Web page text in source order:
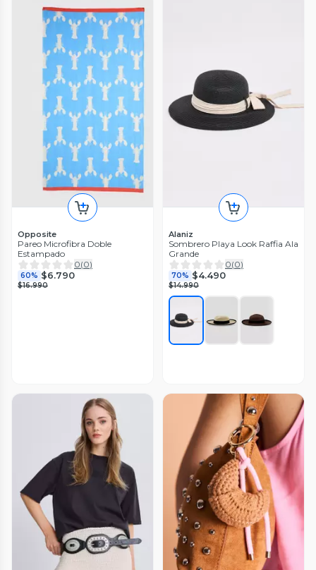
Opposite
Pareo Microfibra Doble
Estampado
0(0)
60% $6.790
$16.990
Alaniz
Sombrero Playa Look Raffia Ala
Grande
0(0)
70% $4.490
$14.990